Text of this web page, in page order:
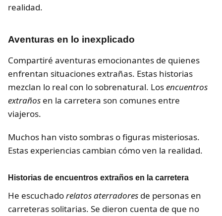
realidad.
Aventuras en lo inexplicado
Compartiré aventuras emocionantes de quienes
enfrentan situaciones extrañas. Estas historias
mezclan lo real con lo sobrenatural. Losencuentros
extraños en la carretera son comunes entre
viajeros.
Muchos han visto sombras o figuras misteriosas.
Estas experiencias cambian cómo ven la realidad.
Historias de encuentros extraños en la carretera
He escuchadorelatos aterradores de personas en
carreteras solitarias. Se dieron cuenta de que no